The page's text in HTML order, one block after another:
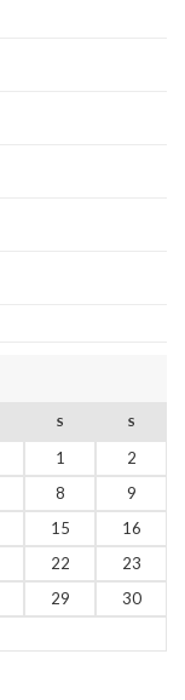
S S
1
2
8
9
15
16
22
23
29
30